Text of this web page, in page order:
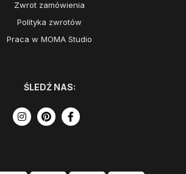
Zwrot zamówienia
Polityka zwrotów
Praca w MOMA Studio
ŚLEDŹ NAS: